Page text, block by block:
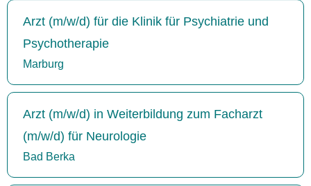
Arzt (m/w/d) für die Klinik für Psychiatrie und
Psychotherapie
Marburg
Arzt (m/w/d) in Weiterbildung zum Facharzt
(m/w/d) für Neurologie
Bad Berka